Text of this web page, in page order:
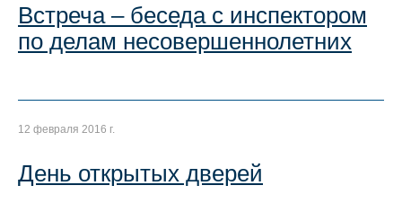
Встреча – беседа с инспектором
по делам несовершеннолетних
12 февраля 2016 г.
День открытых дверей